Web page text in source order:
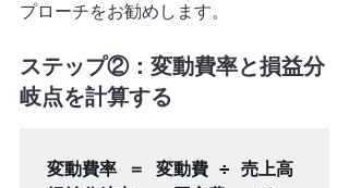
プローチをお勧めします。
ステップ②：変動費率と損益分
岐点を計算する
変動費率 ＝ 変動費 ÷ 売上高